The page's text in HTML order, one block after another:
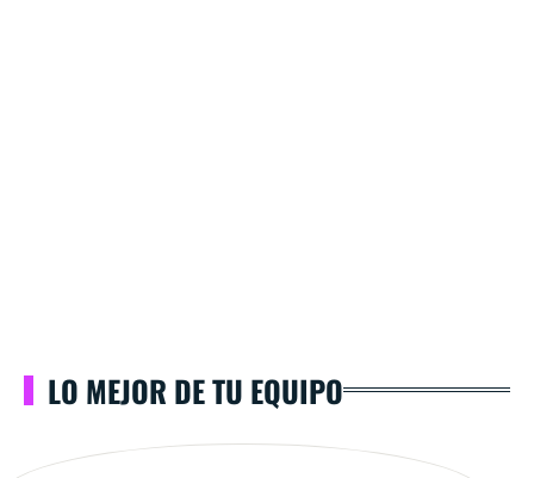
LO MEJOR DE TU EQUIPO